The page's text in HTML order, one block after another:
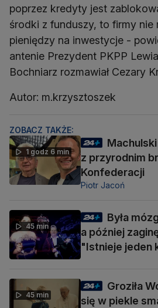
poprzez kredyty jest
środki z funduszy, to firmy nie
pieniędzy na inwestycje -
antenie Prezydent PKPP
Bochniarz rozmawiał Cezary
Autor: m.krzysztoszek
ZOBACZ TAKŻE:
1 godz 6 min
z przyrodnim
Konfederacji
Piotr Jacoń
45 min
Była
a później
"Istnieje jeden
45 min
Groziła
się w piekle